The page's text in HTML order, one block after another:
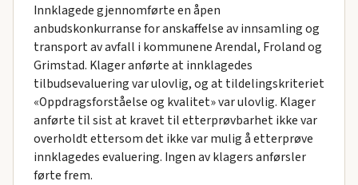
Innklagede gjennomførte en åpen
anbudskonkurranse for anskaffelse av innsamling og
transport av avfall i kommunene Arendal, Froland og
Grimstad. Klager anførte at innklagedes
tilbudsevaluering var ulovlig, og at tildelingskriteriet
«Oppdragsforståelse og kvalitet» var ulovlig. Klager
anførte til sist at kravet til etterprøvbarhet ikke var
overholdt ettersom det ikke var mulig å etterprøve
innklagedes evaluering. Ingen av klagers anførsler
førte frem.